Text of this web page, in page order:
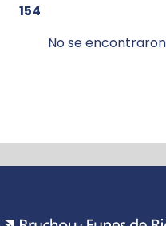
154
No se